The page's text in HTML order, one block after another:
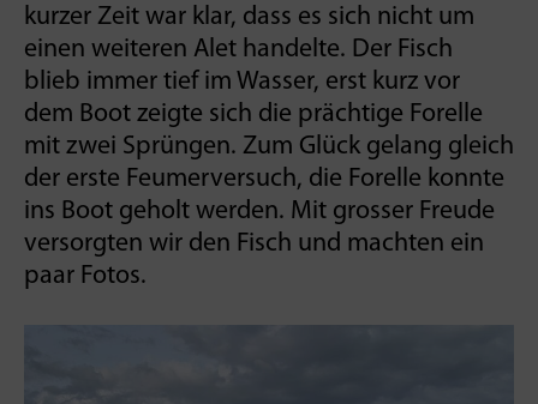
kurzer Zeit war klar, dass es sich nicht um
einen weiteren Alet handelte. Der Fisch
blieb immer tief im Wasser, erst kurz vor
dem Boot zeigte sich die prächtige Forelle
mit zwei Sprüngen. Zum Glück gelang gleich
der erste Feumer­versuch, die Forelle konnte
ins Boot geholt werden. Mit grosser Freude
versorgten wir den Fisch und machten ein
paar Fotos.